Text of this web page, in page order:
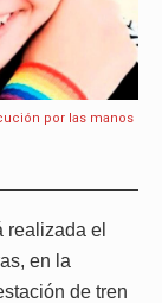
por las manos
realizada el
en la
de tren